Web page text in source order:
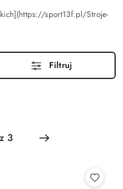
sport13f.pl/Stroje-
Filtruj